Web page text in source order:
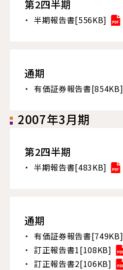
第2四半期
半期報告書[556KB]
通期
有価証券報告書[854KB]
2007年3月期
第2四半期
半期報告書[483KB]
通期
有価証券報告書[749KB]
訂正報告書1[108KB]
訂正報告書2[106KB]